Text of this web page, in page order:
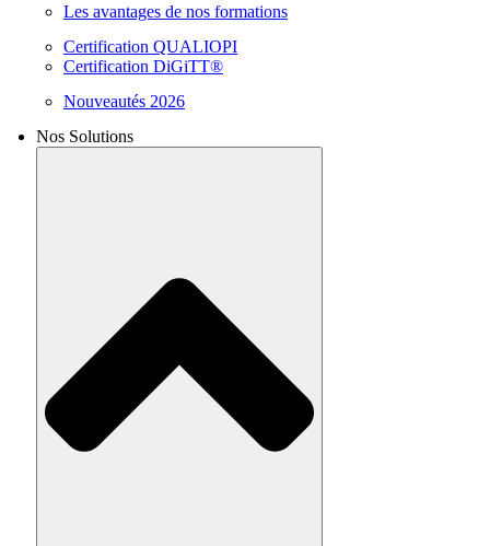
Les avantages de nos formations
Certification QUALIOPI
Certification DiGiTT®
Nouveautés 2026
Nos Solutions